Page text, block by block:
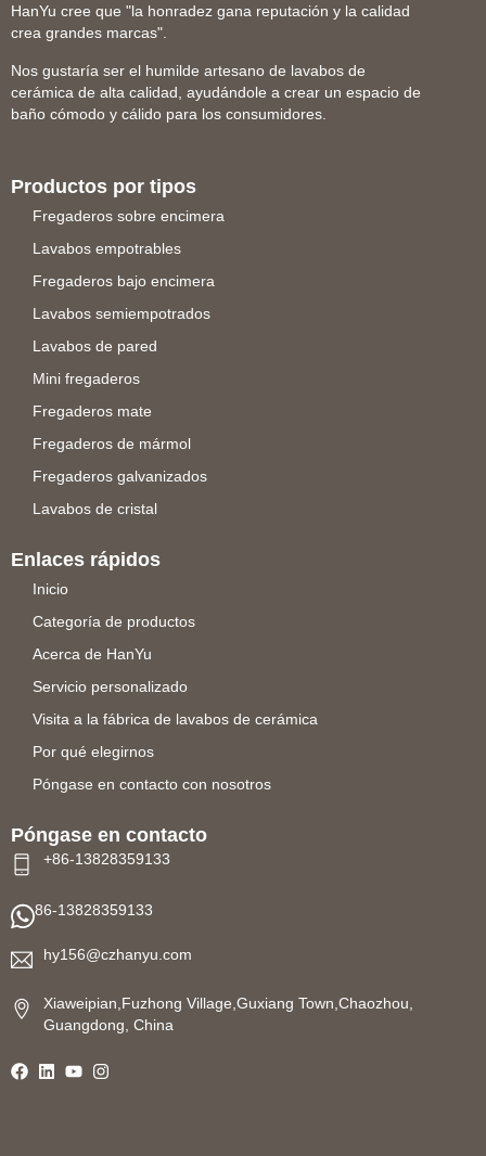
HanYu cree que "la honradez gana reputación y la calidad
crea grandes marcas".
Nos gustaría ser el humilde artesano de lavabos de
cerámica de alta calidad, ayudándole a crear un espacio de
baño cómodo y cálido para los consumidores.
Productos por tipos
Fregaderos sobre encimera
Lavabos empotrables
Fregaderos bajo encimera
Lavabos semiempotrados
Lavabos de pared
Mini fregaderos
Fregaderos mate
Fregaderos de mármol
Fregaderos galvanizados
Lavabos de cristal
Enlaces rápidos
Inicio
Categoría de productos
Acerca de HanYu
Servicio personalizado
Visita a la fábrica de lavabos de cerámica
Por qué elegirnos
Póngase en contacto con nosotros
Póngase en contacto
+86-13828359133
86-13828359133
hy156@czhanyu.com
Xiaweipian,Fuzhong Village,Guxiang Town,Chaozhou,
Guangdong, China